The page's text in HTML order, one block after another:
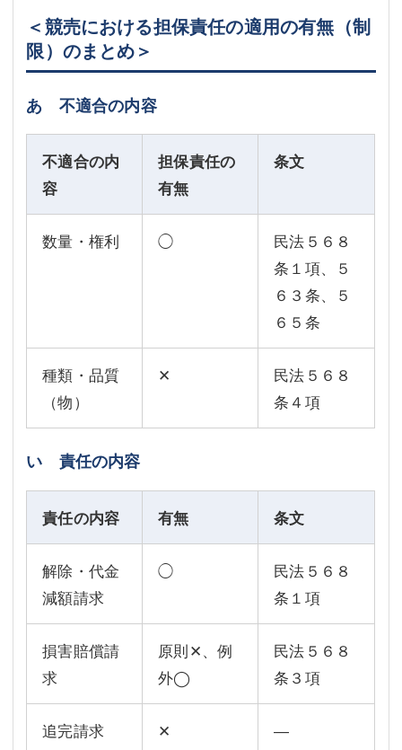
＜競売における担保責任の適用の有無（制
限）のまとめ＞
あ 不適合の内容
不適合の内
容
担保責任の
有無
条文
数量・権利 ◯
民法５６８
条１項、５
６３条、５
６５条
種類・品質
（物）
✕
民法５６８
条４項
い 責任の内容
責任の内容 有無 条文
解除・代金
減額請求
◯
民法５６８
条１項
損害賠償請
求
原則✕、例
外◯
民法５６８
条３項
追完請求 ✕ ―